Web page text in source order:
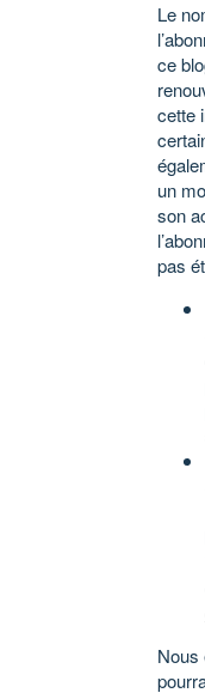
Le
ce
cette
un
son
pas
Nous